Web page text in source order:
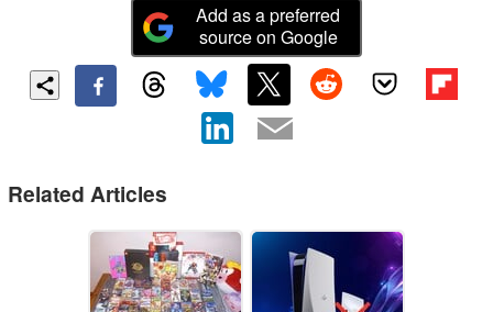
Add as a preferred
source on Google
Related Articles